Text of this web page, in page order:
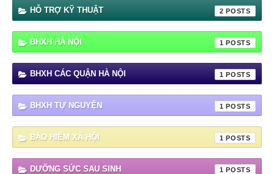
HỖ TRỢ KỸ THUẬT 2
BHXH HÀ NỘI 1
BHXH CÁC QUẬN HÀ NỘI 1
BHXH TỰ NGUYỆN 1
BẢO HIỂM XÃ HỘI 1
DƯỠNG SỨC SAU SINH 1